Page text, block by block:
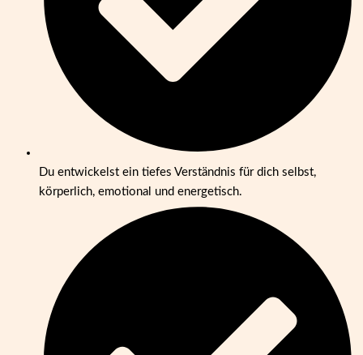
Du entwickelst ein tiefes Verständnis für dich selbst,
körperlich, emotional und energetisch.